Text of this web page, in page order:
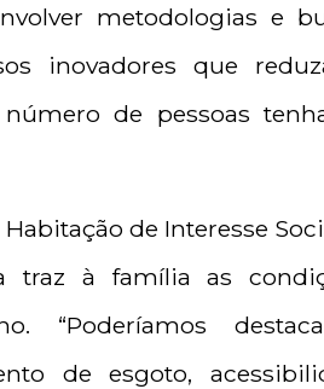
metodologias e
inovadores que
de pessoas
de Interesse
traz à família as
“Poderíamos
de esgoto,